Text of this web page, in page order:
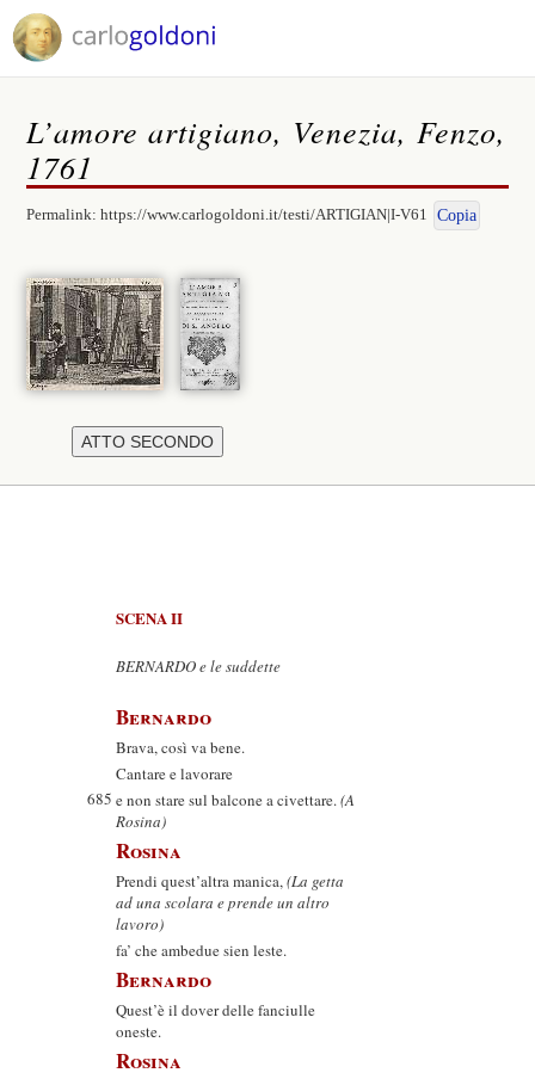
L’amore artigiano, Venezia, Fenzo,
1761
Permalink:https://www.carlogoldoni.it/testi/ARTIGIAN|I-V61 Copia
SCENA II
BERNARDO e le suddette
Bernardo
Brava, così va bene.
Cantare e lavorare
685 e non stare sul balcone a civettare.(A
Rosina)
Rosina
Prendi quest’altra manica,(La getta
ad una scolara e prende un altro
lavoro)
fa’ che ambedue sien leste.
Bernardo
Quest’è il dover delle fanciulle
oneste.
Rosina